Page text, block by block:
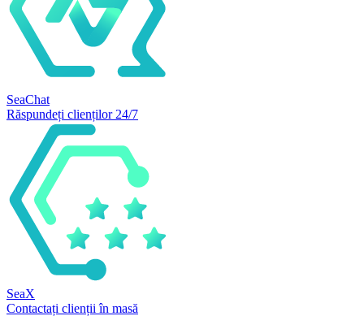
SeaChat
Răspundeți clienților 24/7
SeaX
Contactați clienții în masă